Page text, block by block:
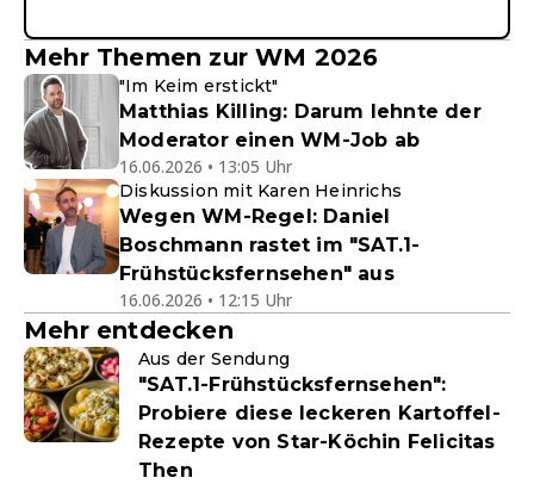
Mehr Themen zur WM 2026
"Im Keim erstickt"
Matthias Killing: Darum lehnte der
Moderator einen WM-Job ab
16.06.2026 • 13:05 Uhr
Diskussion mit Karen Heinrichs
Wegen WM-Regel: Daniel
Boschmann rastet im "SAT.1-
Frühstücksfernsehen" aus
16.06.2026 • 12:15 Uhr
Mehr entdecken
Aus der Sendung
"SAT.1-Frühstücksfernsehen":
Probiere diese leckeren Kartoffel-
Rezepte von Star-Köchin Felicitas
Then